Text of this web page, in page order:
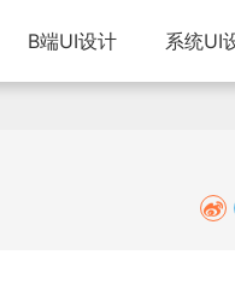
B端UI设计 系统UI